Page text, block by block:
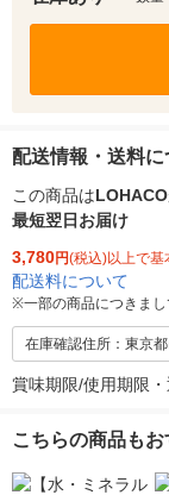
配送情報・送料に
この商品はLOHACO
最短翌日お届け
3,780円(税込)以上で基
配送料について
※一部の商品につきま
在庫確認住所：東京
賞味期限/使用期限
こちらの商品も